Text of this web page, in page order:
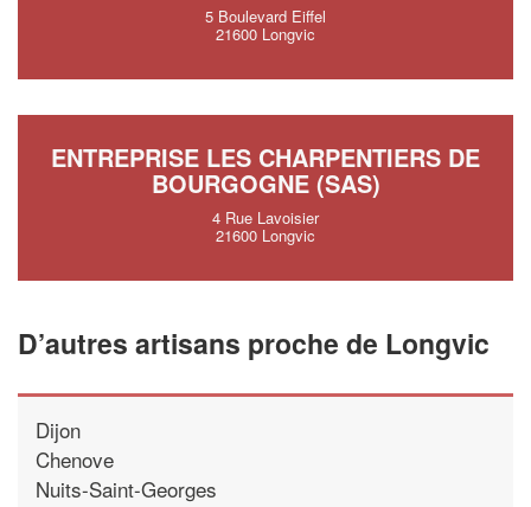
5 Boulevard Eiffel
21600 Longvic
ENTREPRISE LES CHARPENTIERS DE
BOURGOGNE (SAS)
4 Rue Lavoisier
21600 Longvic
D’autres artisans proche de Longvic
Dijon
Chenove
Nuits-Saint-Georges